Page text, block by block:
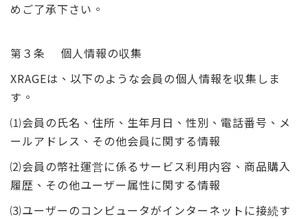
めご了承下さい。
第３条 個人情報の収集
XRAGEは、以下のような会員の個人情報を収集しま
す。
⑴会員の氏名、住所、生年月日、性別、電話番号、メ
ールアドレス、その他会員に関する情報
⑵会員の幣社運営に係るサービス利用内容、商品購入
履歴、その他ユーザー属性に関する情報
⑶ユーザーのコンピュータがインターネットに接続す